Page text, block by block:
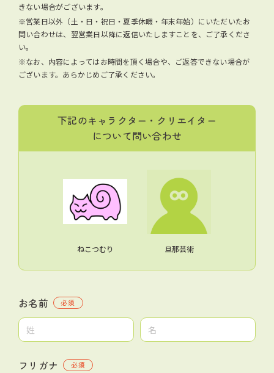
きない場合がございます。
※営業日以外（土・日・祝日・夏季休暇・年末年始）にいただいたお
問い合わせは、翌営業日以降に返信いたしますことを、ご了承くださ
い。
※なお、内容によってはお時間を頂く場合や、ご返答できない場合が
ございます。あらかじめご了承ください。
下記のキャラクター・クリエイター
について問い合わせ
ねこつむり 旦那芸術
お名前 必須
フリガナ 必須